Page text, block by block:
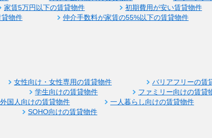
家賃5万円以下の賃貸物件 初期費用が安い賃貸物件
物件
仲介手数料が家賃の55%以下の賃貸物件
女性向け・女性専用の賃貸物件
バリアフリーの賃
学生向けの賃貸物件 ファミリー向けの賃貸
外国人向けの賃貸物件
一人暮らし向けの賃貸物件
SOHO向けの賃貸物件